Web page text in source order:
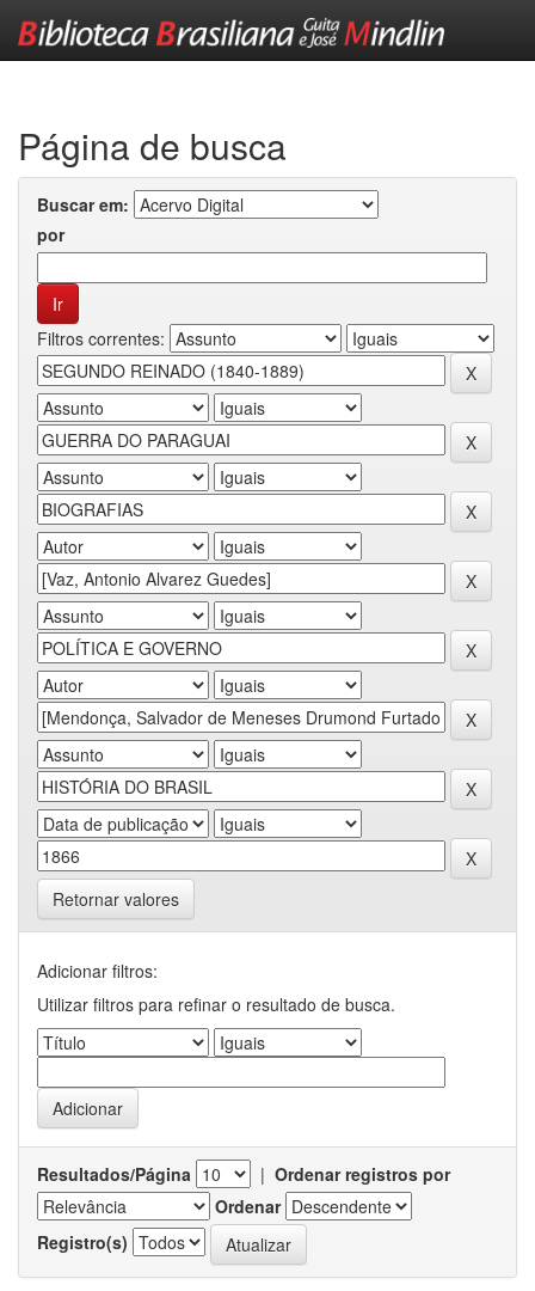
Página de busca
Buscar em:
por
Filtros correntes:
Retornar valores
Adicionar filtros:
Utilizar filtros para refinar o resultado de busca.
Resultados/Página | Ordenar registros por
Ordenar
Registro(s)